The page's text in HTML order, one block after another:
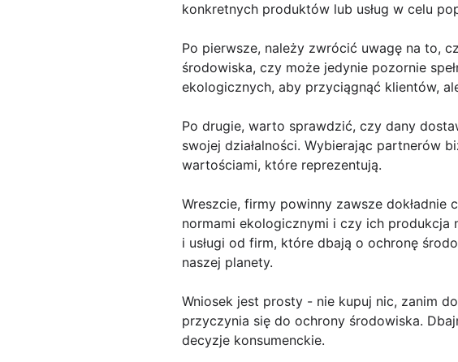
konkretnych produktów lub usług w celu
Po pierwsze, należy zwrócić uwagę na to,
środowiska, czy może jedynie pozornie
ekologicznych, aby przyciągnąć klientów,
Po drugie, warto sprawdzić, czy dany
swojej działalności. Wybierając partnerów
wartościami, które reprezentują.
Wreszcie, firmy powinny zawsze
normami ekologicznymi i czy ich
i usługi od firm, które dbają o ochronę
naszej planety.
Wniosek jest prosty - nie kupuj nic, zanim
przyczynia się do ochrony środowiska.
decyzje konsumenckie.